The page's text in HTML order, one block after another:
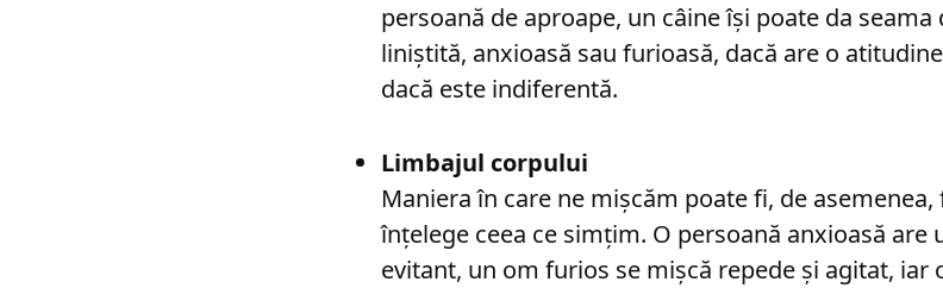
persoană de aproape, un câine își poate da seama
liniștită, anxioasă sau furioasă, dacă are o
dacă este indiferentă.
Limbajul corpului
Maniera în care ne mișcăm poate fi, de
înțelege ceea ce simțim. O persoană anxioasă
evitant, un om furios se mișcă repede și agitat,